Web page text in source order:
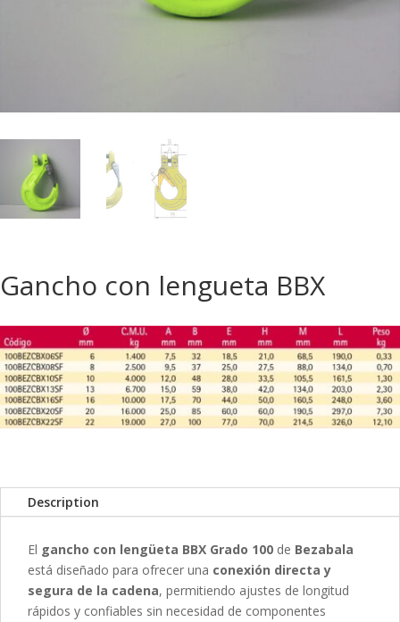
Gancho con lengueta BBX
Description
El gancho con lengüeta BBX Grado 100 de Bezabala
está diseñado para ofrecer una conexión directa y
segura de la cadena, permitiendo ajustes de longitud
rápidos y confiables sin necesidad de componentes